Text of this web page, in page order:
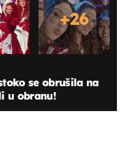
+26
se obrušila na
u obranu!